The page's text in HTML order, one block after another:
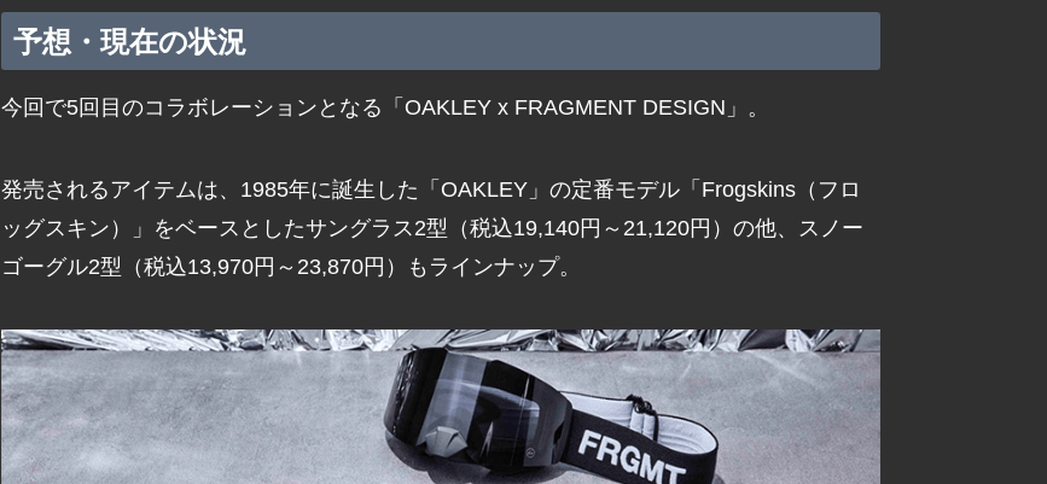
予想・現在の状況
今回で5回目のコラボレーションとなる「OAKLEY x FRAGMENT DESIGN」。
発売されるアイテムは、1985年に誕生した「OAKLEY」の定番モデル「Frogskins（フロ
ッグスキン）」をベースとしたサングラス2型（税込19,140円～21,120円）の他、スノー
ゴーグル2型（税込13,970円～23,870円）もラインナップ。